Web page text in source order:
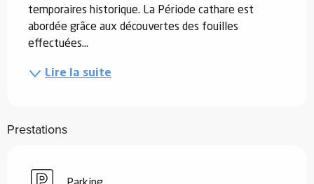
temporaires historique. La Période cathare est
abordée grâce aux découvertes des fouilles
effectuées...
Lire la suite
Prestations